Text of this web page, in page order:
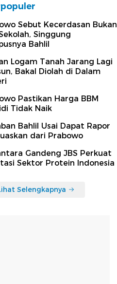
Sebut Kecerdasan Bukan
Singgung
Bahlil
Logam Tanah Jarang Lagi
Bakal Diolah di Dalam
Pastikan Harga BBM
Tidak Naik
Bahlil Usai Dapat Rapor
dari Prabowo
Gandeng JBS Perkuat
Sektor Protein Indonesia
Selengkapnya